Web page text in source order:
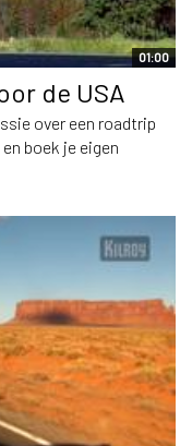
01:00
de USA
over een roadtrip
boek je eigen